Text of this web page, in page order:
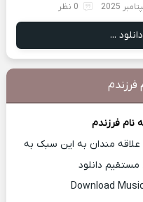
0 نظر
...
فرزندم
نام فرزندم
علاقه مندان به این سبک به
دانلود